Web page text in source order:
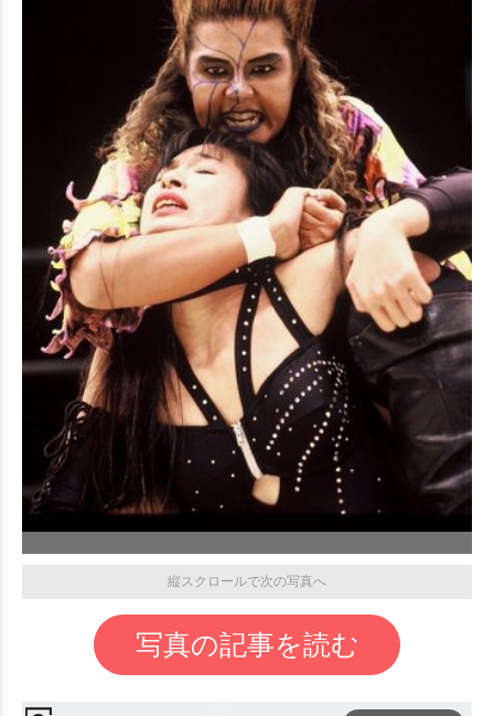
縦スクロールで次の写真へ
写真の記事を読む